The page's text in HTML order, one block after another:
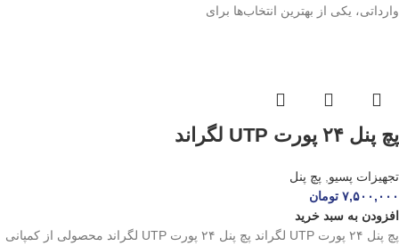
وارداتی، یکی از بهترین انتخاب‌ها برای
پچ پنل ۲۴ پورت UTP لگراند
تجهیزات پسیو
پچ پنل
۷,۵۰۰,۰۰۰ تومان
افزودن به سبد خرید
پچ پنل ۲۴ پورت UTP لگراند پچ پنل ۲۴ پورت UTP لگراند محصولی از کمپانی